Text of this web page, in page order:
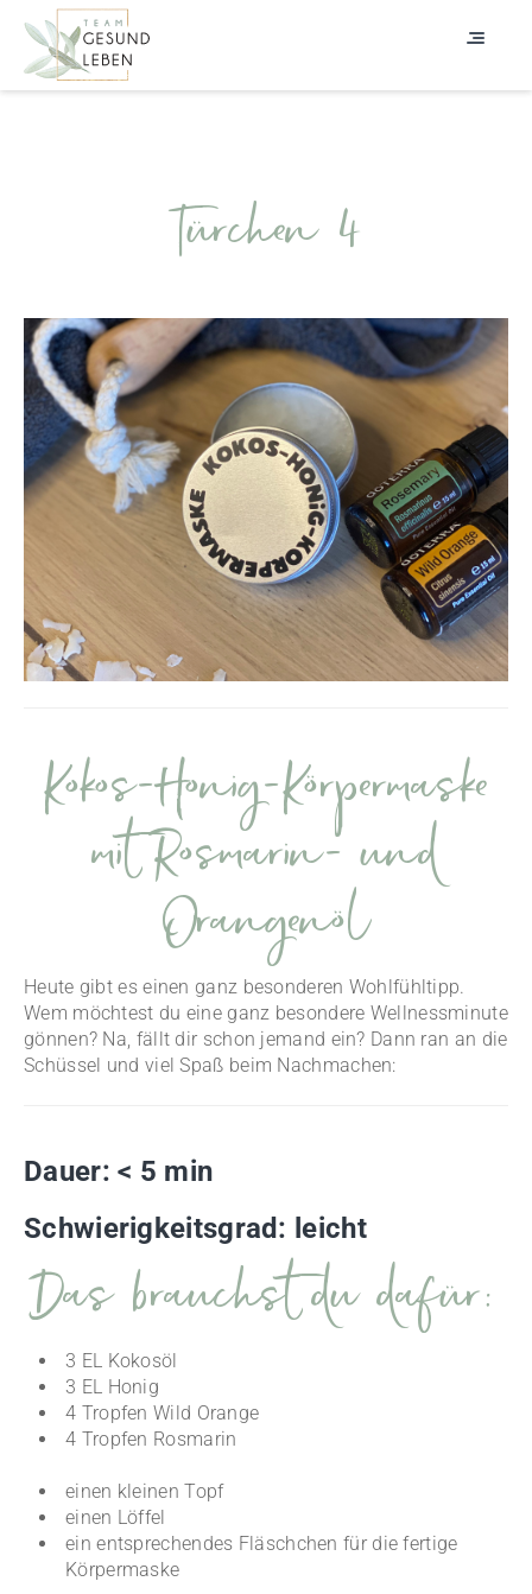
Türchen 4
Kokos-Honig-Körpermaske
mit Rosmarin- und
Orangenöl
Heute gibt es einen ganz besonderen Wohlfühltipp.
Wem möchtest du eine ganz besondere Wellnessminute
gönnen? Na, fällt dir schon jemand ein? Dann ran an die
Schüssel und viel Spaß beim Nachmachen:
Dauer: < 5 min
Schwierigkeitsgrad : leicht
Das brauchst du dafür:
3 EL Kokosöl
3 EL Honig
4 Tropfen Wild Orange
4 Tropfen Rosmarin
einen kleinen Topf
einen Löffel
ein entsprechendes Fläschchen für die fertige
Körpermaske